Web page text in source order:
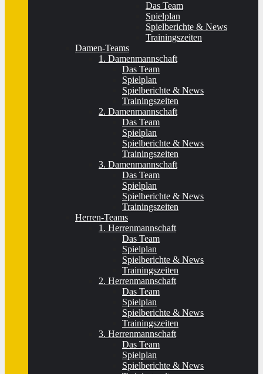
Das Team
Spielplan
Spielberichte & News
Trainingszeiten
Damen-Teams
1. Damenmannschaft
Das Team
Spielplan
Spielberichte & News
Trainingszeiten
2. Damenmannschaft
Das Team
Spielplan
Spielberichte & News
Trainingszeiten
3. Damenmannschaft
Das Team
Spielplan
Spielberichte & News
Trainingszeiten
Herren-Teams
1. Herrenmannschaft
Das Team
Spielplan
Spielberichte & News
Trainingszeiten
2. Herrenmannschaft
Das Team
Spielplan
Spielberichte & News
Trainingszeiten
3. Herrenmannschaft
Das Team
Spielplan
Spielberichte & News